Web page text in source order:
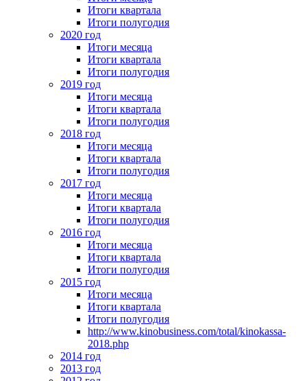
Итоги квартала
Итоги полугодия
2020 год
Итоги месяца
Итоги квартала
Итоги полугодия
2019 год
Итоги месяца
Итоги квартала
Итоги полугодия
2018 год
Итоги месяца
Итоги квартала
Итоги полугодия
2017 год
Итоги месяца
Итоги квартала
Итоги полугодия
2016 год
Итоги месяца
Итоги квартала
Итоги полугодия
2015 год
Итоги месяца
Итоги квартала
Итоги полугодия
http://www.kinobusiness.com/total/kinokassa-
2018.php
2014 год
2013 год